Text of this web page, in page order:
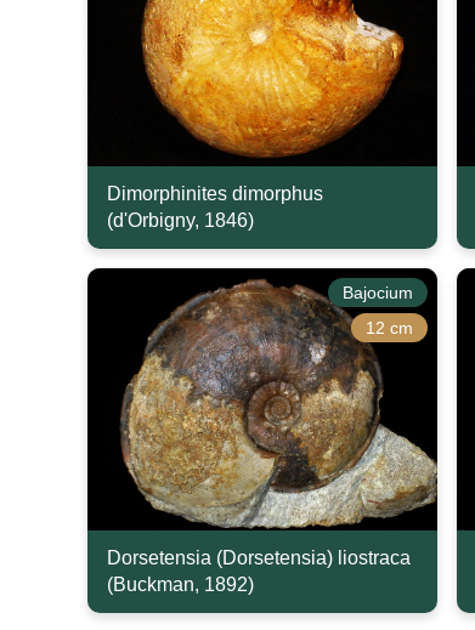
Dimorphinites dimorphus
(d'Orbigny, 1846)
Bajocium
12 cm
Dorsetensia (Dorsetensia) liostraca
(Buckman, 1892)